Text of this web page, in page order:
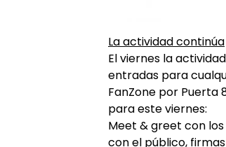
La actividad continúa
El viernes la
entradas para
FanZone por
para este viernes:
Meet & greet con
con el público,